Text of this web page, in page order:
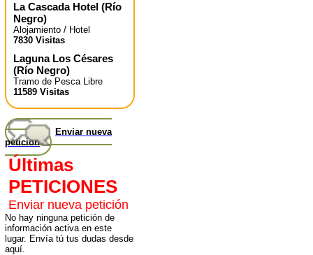
La Cascada Hotel (Río
Negro)
Alojamiento / Hotel
7830 Visitas
Laguna Los Césares
(Río Negro)
Tramo de Pesca Libre
11589 Visitas
Enviar nueva
petición
Últimas
PETICIONES
Enviar nueva petición
No hay ninguna petición de
información activa en este
lugar. Envía tú tus dudas desde
aquí.